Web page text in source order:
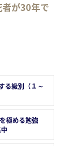
が30年で
る級別（１～
極める勉強